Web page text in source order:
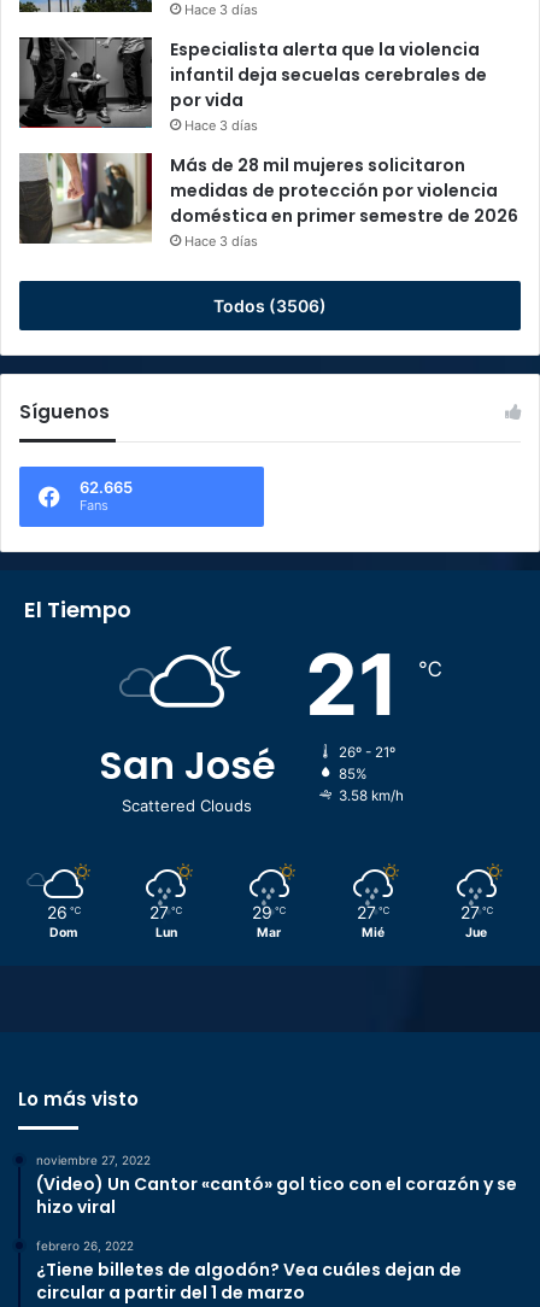
Hace 3 días
Especialista alerta que la violencia
infantil deja secuelas cerebrales de
por vida
Hace 3 días
Más de 28 mil mujeres solicitaron
medidas de protección por violencia
doméstica en primer semestre de 2026
Hace 3 días
Todos (3506)
Síguenos
62.665
Fans
El Tiempo
San José
Scattered Clouds
21 ℃
26º - 21º
85%
3.58 km/h
26 ℃
Dom
27 ℃
Lun
29 ℃
Mar
27 ℃
Mié
27 ℃
Jue
Lo más visto
noviembre 27, 2022
(Video) Un Cantor «cantó» gol tico con el corazón y se
hizo viral
febrero 26, 2022
¿Tiene billetes de algodón? Vea cuáles dejan de
circular a partir del 1 de marzo